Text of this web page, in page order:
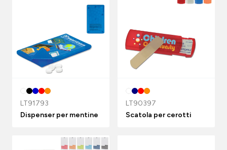
LT91793
Dispenser per mentine
LT90397
Scatola per cerotti